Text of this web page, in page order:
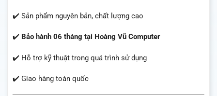
✔️ Sản phẩm nguyên bản, chất lượng cao
✔️ Bảo hành 06 tháng tại Hoàng Vũ Computer
✔️ Hỗ trợ kỹ thuật trong quá trình sử dụng
✔️ Giao hàng toàn quốc